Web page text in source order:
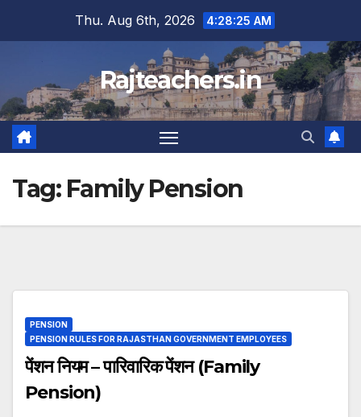
Thu. Aug 6th, 2026 4:28:25 AM
Rajteachers.in
Tag: Family Pension
PENSION
PENSION RULES FOR RAJASTHAN GOVERNMENT EMPLOYEES
पेंशन नियम – पारिवारिक पेंशन (Family
Pension)